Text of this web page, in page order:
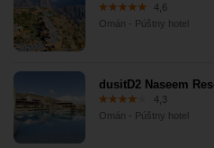
4,6
Omán - Púštny hotel
dusitD2 Naseem
4,3
Omán - Púštny hotel